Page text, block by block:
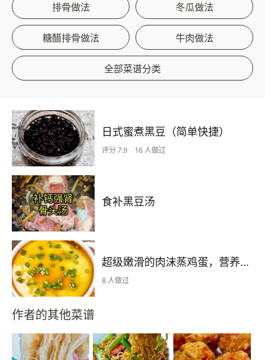
排骨做法 冬瓜做法
糖醋排骨做法 牛肉做法
全部菜谱分类
日式蜜煮黑豆（简单快捷）
评分 7.9 16 人做过
食补黑豆汤
超级嫩滑的肉沫蒸鸡蛋，营养丰富的下饭菜，太适合孩子吃了！
8 人做过
作者的其他菜谱